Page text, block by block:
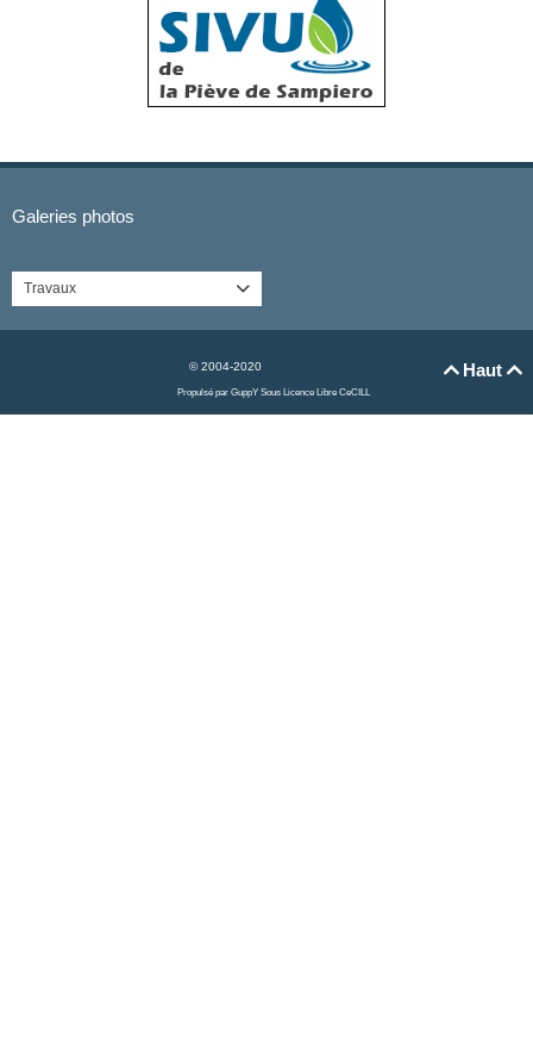
Galeries photos
Travaux 
Haut 
© 2004-2020
Propulsé par GuppY Sous Licence Libre CeCILL